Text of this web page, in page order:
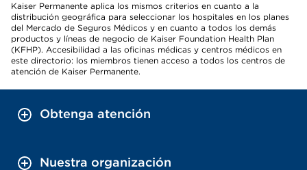
Kaiser Permanente aplica los mismos criterios en cuanto a la
distribución geográfica para seleccionar los hospitales en los planes
del Mercado de Seguros Médicos y en cuanto a todos los demás
productos y líneas de negocio de Kaiser Foundation Health Plan
(KFHP). Accesibilidad a las oficinas médicas y centros médicos en
este directorio: los miembros tienen acceso a todos los centros de
atención de Kaiser Permanente.
Obtenga atención
Nuestra organización